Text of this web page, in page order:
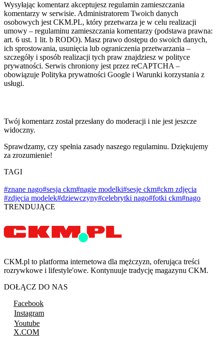
Wysyłając komentarz akceptujesz regulamin zamieszczania
komentarzy w serwisie. Administratorem Twoich danych
osobowych jest CKM.PL, który przetwarza je w celu realizacji
umowy – regulaminu zamieszczania komentarzy (podstawa prawna:
art. 6 ust. 1 lit. b RODO). Masz prawo dostępu do swoich danych,
ich sprostowania, usunięcia lub ograniczenia przetwarzania –
szczegóły i sposób realizacji tych praw znajdziesz w polityce
prywatności. Serwis chroniony jest przez reCAPTCHA –
obowiązuje Polityka prywatności Google i Warunki korzystania z
usługi.
Twój komentarz został przesłany do moderacji i nie jest jeszcze
widoczny.
Sprawdzamy, czy spełnia zasady naszego regulaminu. Dziękujemy
za zrozumienie!
TAGI
#znane nago#sesja ckm#nagie modelki#sesje ckm#ckm zdjęcia
#zdjęcia modelek#dziewczyny#celebrytki nago#fotki ckm#nago
TRENDUJĄCE
CKM.pl to platforma internetowa dla mężczyzn, oferująca treści
rozrywkowe i lifestyle'owe. Kontynuuje tradycję magazynu CKM.
DOŁĄCZ DO NAS
Facebook
Instagram
Youtube
X.COM